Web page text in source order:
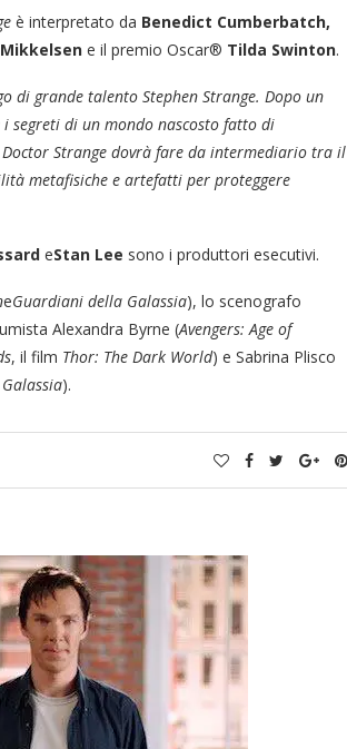
è interpretato da Benedict Cumberbatch,
e il premio Oscar® Tilda Swinton.
di grande talento Stephen Strange. Dopo un
segreti di un mondo nascosto fatto di
Doctor Strange dovrà fare da intermediario tra il
metafisiche e artefatti per proteggere
eStan Lee sono i produttori esecutivi.
eGuardiani della Galassia), lo scenografo
Alexandra Byrne (Avengers: Age of
, il film Thor: The Dark World) e Sabrina Plisco
).